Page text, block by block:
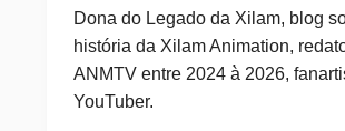
Dona do Legado da Xilam, blog
história da Xilam Animation,
ANMTV entre 2024 à 2026,
YouTuber.